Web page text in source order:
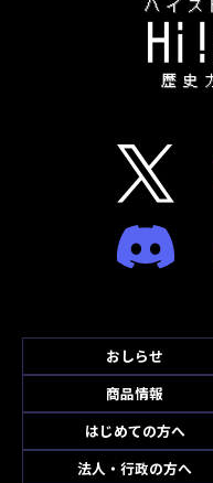
おしらせ
商品情報
はじめての方へ
法人・行政の方へ